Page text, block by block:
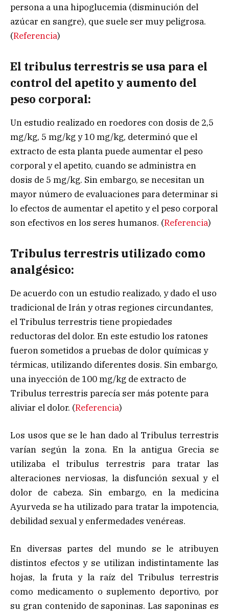
persona a una hipoglucemia (disminución del
azúcar en sangre), que suele ser muy peligrosa.
(Referencia)
El tribulus terrestris se usa para el
control del apetito y aumento del
peso corporal:
Un estudio realizado en roedores con dosis de 2,5
mg/kg, 5 mg/kg y 10 mg/kg, determinó que el
extracto de esta planta puede aumentar el peso
corporal y el apetito, cuando se administra en
dosis de 5 mg/kg. Sin embargo, se necesitan un
mayor número de evaluaciones para determinar si
lo efectos de aumentar el apetito y el peso corporal
son efectivos en los seres humanos. (Referencia)
Tribulus terrestris utilizado como
analgésico:
De acuerdo con un estudio realizado, y dado el uso
tradicional de Irán y otras regiones circundantes,
el Tribulus terrestris tiene propiedades
reductoras del dolor. En este estudio los ratones
fueron sometidos a pruebas de dolor químicas y
térmicas, utilizando diferentes dosis. Sin embargo,
una inyección de 100 mg/kg de extracto de
Tribulus terrestris parecía ser más potente para
aliviar el dolor. (Referencia)
Los usos que se le han dado al Tribulus terrestris
varían según la zona. En la antigua Grecia se
utilizaba el tribulus terrestris para tratar las
alteraciones nerviosas, la disfunción sexual y el
dolor de cabeza. Sin embargo, en la medicina
Ayurveda se ha utilizado para tratar la impotencia,
debilidad sexual y enfermedades venéreas.
En diversas partes del mundo se le atribuyen
distintos efectos y se utilizan indistintamente las
hojas, la fruta y la raíz del Tribulus terrestris
como medicamento o suplemento deportivo, por
su gran contenido de saponinas. Las saponinas es